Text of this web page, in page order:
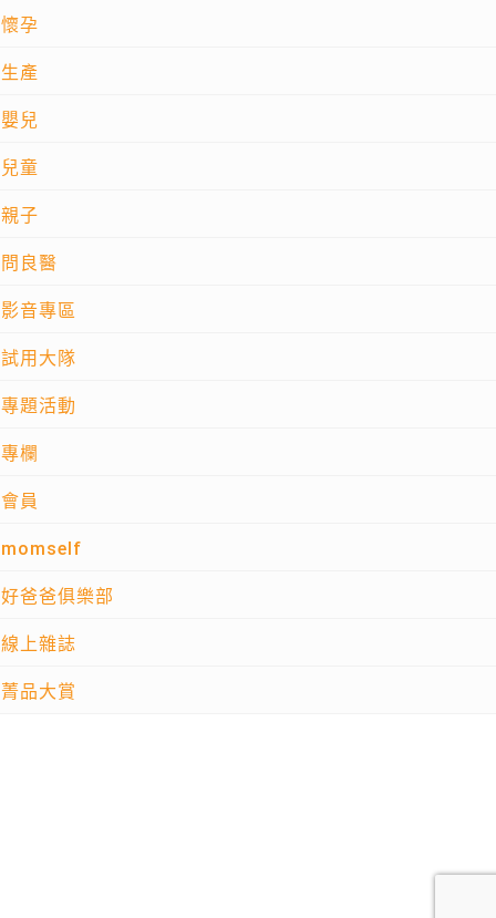
懷孕
生產
嬰兒
兒童
親子
問良醫
影音專區
試用大隊
專題活動
專欄
會員
momself
好爸爸俱樂部
線上雜誌
菁品大賞